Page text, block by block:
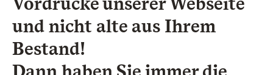
und nicht alte aus Ihrem
Bestand!
Dann haben Sie immer die